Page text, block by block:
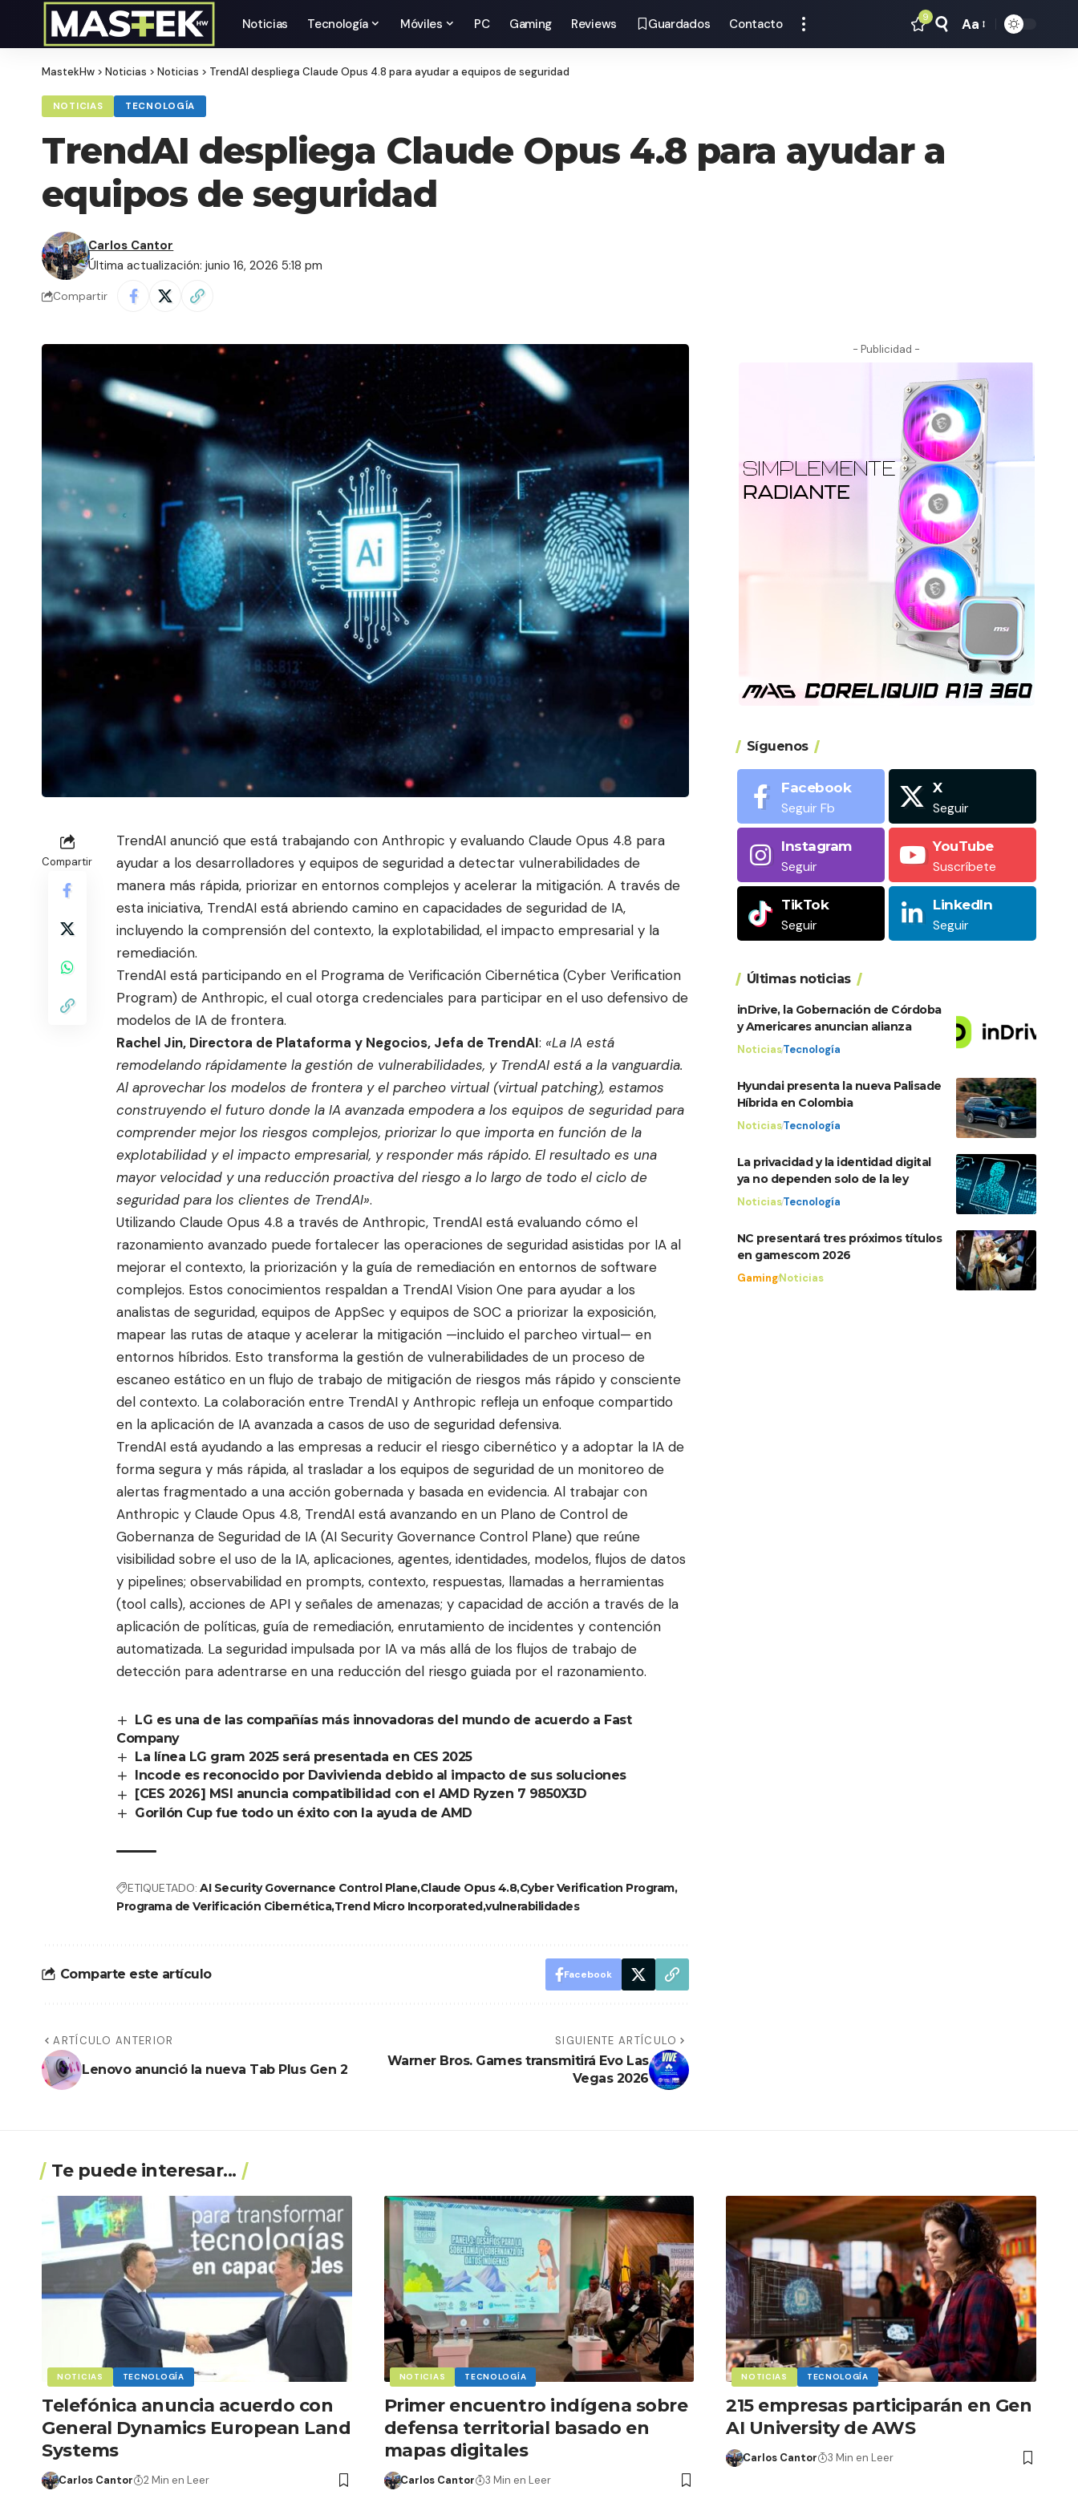
Noticias Tecnología Móviles PC Gaming Reviews Guardados Contacto 9
Tamaño
Aa
MastekHw > Noticias > Noticias > TrendAI despliega Claude Opus 4.8 para ayudar a equipos de seguridad
NOTICIAS TECNOLOGÍA
TrendAI despliega Claude Opus 4.8 para ayudar a
equipos de seguridad
Última actualización: junio 16, 2026 5:18 pm
Carlos Cantor
Compartir
Compartir
TrendAI anunció que está trabajando con Anthropic y evaluando Claude Opus 4.8 para
ayudar a los desarrolladores y equipos de seguridad a detectar vulnerabilidades de
manera más rápida, priorizar en entornos complejos y acelerar la mitigación. A través de
esta iniciativa, TrendAI está abriendo camino en capacidades de seguridad de IA,
incluyendo la comprensión del contexto, la explotabilidad, el impacto empresarial y la
remediación.
TrendAI está participando en el Programa de Verificación Cibernética (Cyber Verification
Program) de Anthropic, el cual otorga credenciales para participar en el uso defensivo de
modelos de IA de frontera.
Rachel Jin, Directora de Plataforma y Negocios, Jefa de TrendAI: «La IA está
remodelando rápidamente la gestión de vulnerabilidades, y TrendAI está a la vanguardia.
Al aprovechar los modelos de frontera y el parcheo virtual (virtual patching), estamos
construyendo el futuro donde la IA avanzada empodera a los equipos de seguridad para
comprender mejor los riesgos complejos, priorizar lo que importa en función de la
explotabilidad y el impacto empresarial, y responder más rápido. El resultado es una
mayor velocidad y una reducción proactiva del riesgo a lo largo de todo el ciclo de
seguridad para los clientes de TrendAI».
Utilizando Claude Opus 4.8 a través de Anthropic, TrendAI está evaluando cómo el
razonamiento avanzado puede fortalecer las operaciones de seguridad asistidas por IA al
mejorar el contexto, la priorización y la guía de remediación en entornos de software
complejos. Estos conocimientos respaldan a TrendAI Vision One para ayudar a los
analistas de seguridad, equipos de AppSec y equipos de SOC a priorizar la exposición,
mapear las rutas de ataque y acelerar la mitigación —incluido el parcheo virtual— en
entornos híbridos. Esto transforma la gestión de vulnerabilidades de un proceso de
escaneo estático en un flujo de trabajo de mitigación de riesgos más rápido y consciente
del contexto. La colaboración entre TrendAI y Anthropic refleja un enfoque compartido
en la aplicación de IA avanzada a casos de uso de seguridad defensiva.
TrendAI está ayudando a las empresas a reducir el riesgo cibernético y a adoptar la IA de
forma segura y más rápida, al trasladar a los equipos de seguridad de un monitoreo de
alertas fragmentado a una acción gobernada y basada en evidencia. Al trabajar con
Anthropic y Claude Opus 4.8, TrendAI está avanzando en un Plano de Control de
Gobernanza de Seguridad de IA (AI Security Governance Control Plane) que reúne
visibilidad sobre el uso de la IA, aplicaciones, agentes, identidades, modelos, flujos de datos
y pipelines; observabilidad en prompts, contexto, respuestas, llamadas a herramientas
(tool calls), acciones de API y señales de amenazas; y capacidad de acción a través de la
aplicación de políticas, guía de remediación, enrutamiento de incidentes y contención
automatizada. La seguridad impulsada por IA va más allá de los flujos de trabajo de
detección para adentrarse en una reducción del riesgo guiada por el razonamiento.
LG es una de las compañías más innovadoras del mundo de acuerdo a Fast
Company
La línea LG gram 2025 será presentada en CES 2025
Incode es reconocido por Davivienda debido al impacto de sus soluciones
[CES 2026] MSI anuncia compatibilidad con el AMD Ryzen 7 9850X3D
Gorilón Cup fue todo un éxito con la ayuda de AMD
ETIQUETADO: AI Security Governance Control PlaneClaude Opus 4.8Cyber Verification Program
Programa de Verificación CibernéticaTrend Micro Incorporatedvulnerabilidades
Comparte este artículo Facebook
ARTÍCULO ANTERIOR
Lenovo anunció la nueva Tab Plus Gen 2
SIGUIENTE ARTÍCULO
Warner Bros. Games transmitirá Evo Las
Vegas 2026
- Publicidad -
Síguenos
Facebook
Seguir Fb
X
Seguir
Instagram
Seguir
YouTube
Suscríbete
TikTok
Seguir
LinkedIn
Seguir
Últimas noticias
inDrive, la Gobernación de Córdoba
y Americares anuncian alianza
NoticiasTecnología
Hyundai presenta la nueva Palisade
Híbrida en Colombia
NoticiasTecnología
La privacidad y la identidad digital
ya no dependen solo de la ley
NoticiasTecnología
NC presentará tres próximos títulos
en gamescom 2026
GamingNoticias
Te puede interesar...
NOTICIAS TECNOLOGÍA
Telefónica anuncia acuerdo con
General Dynamics European Land
Systems
Carlos Cantor 2 Min en Leer
NOTICIAS TECNOLOGÍA
Primer encuentro indígena sobre
defensa territorial basado en
mapas digitales
Carlos Cantor 3 Min en Leer
NOTICIAS TECNOLOGÍA
215 empresas participarán en Gen
AI University de AWS
Carlos Cantor 3 Min en Leer